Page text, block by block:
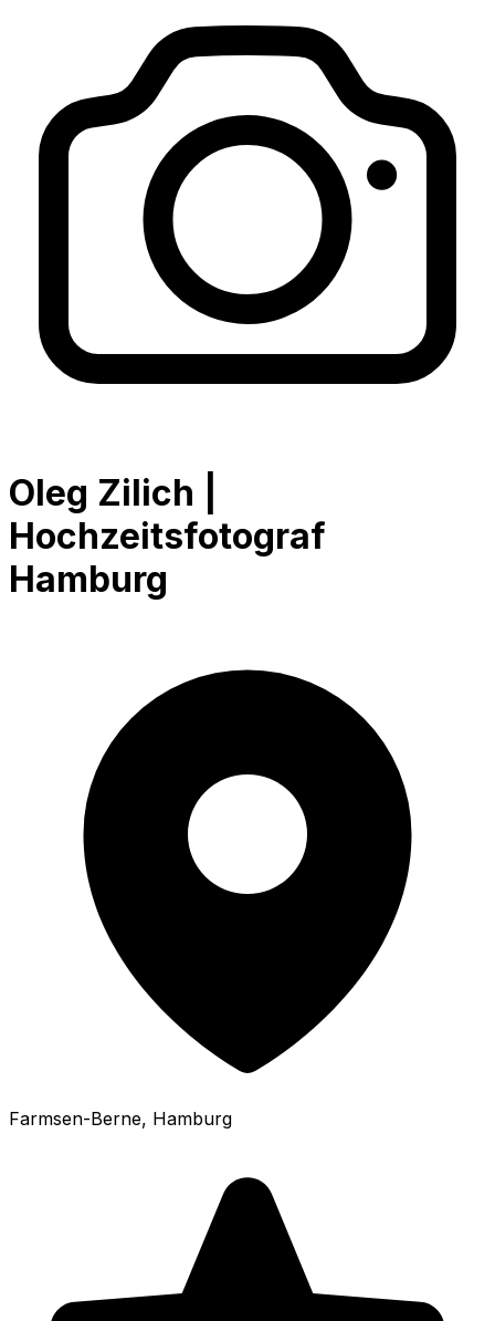
Oleg Zilich |
Hochzeitsfotograf
Hamburg
Farmsen-Berne, Hamburg